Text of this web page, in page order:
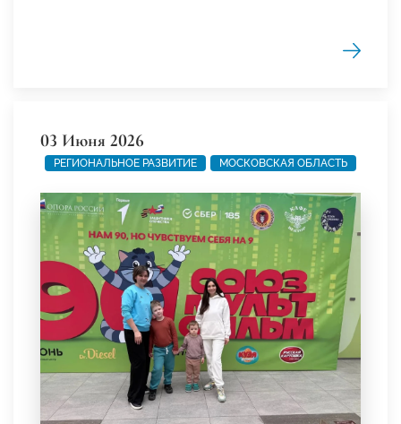
03 Июня 2026
РЕГИОНАЛЬНОЕ РАЗВИТИЕ МОСКОВСКАЯ ОБЛАСТЬ